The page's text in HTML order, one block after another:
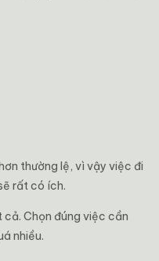
thường lệ, vì vậy việc đi
rất có ích.
Chọn đúng việc cần
nhiều.